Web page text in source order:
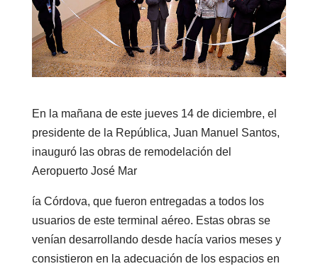
En la mañana de este jueves 14 de diciembre, el
presidente de la República, Juan Manuel Santos,
inauguró las obras de remodelación del
Aeropuerto José Mar
ía Córdova, que fueron entregadas a todos los
usuarios de este terminal aéreo. Estas obras se
venían desarrollando desde hacía varios meses y
consistieron en la adecuación de los espacios en